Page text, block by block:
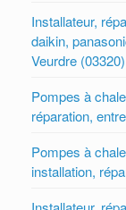
Installateur,
daikin,
Veurdre (03320)
Pompes à
réparation,
Pompes à
installation,